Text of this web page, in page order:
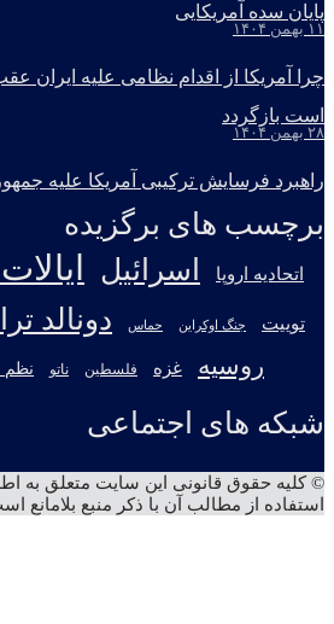
پایان سده آمریکایی
۱۱ بهمن ۱۴۰۴
چرا آمریکا از اقدام نظامی علیه
است بازگردد
۲۸ بهمن ۱۴۰۴
راهبرد فرسایش ترکیبی آمریکا علیه
برچسب های برگزیده
اتحادیه اروپا اسرائیل
توییت جنگ اوکراین حماس دونالد
روسیه غزه فلسطین ناتو نظم
شبکه های اجتماعی
© کلیه حقوق قانونی این سایت متعلق به
استفاده از مطالب آن با ذکر منبع بلامانع